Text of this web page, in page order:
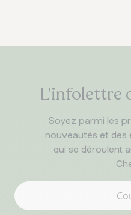
L’infolettre
Soyez parmi les
nouveautés et des
qui se déroulent